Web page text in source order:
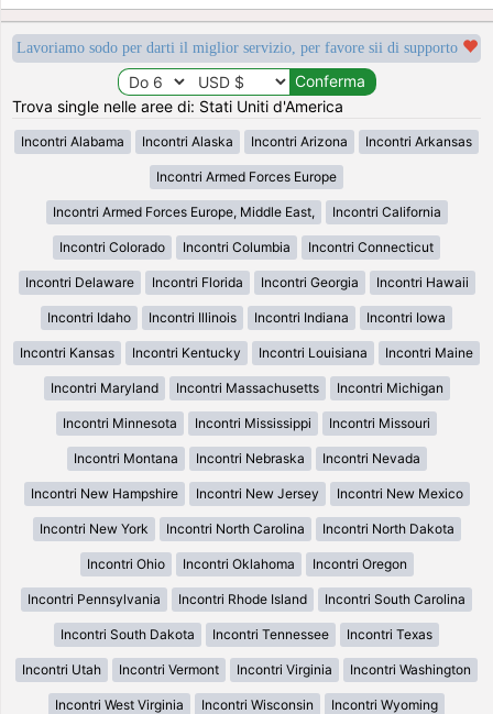
Lavoriamo sodo per darti il miglior servizio, per favore sii di supporto
Trova single nelle aree di: Stati Uniti d'America
Incontri Alabama Incontri Alaska Incontri Arizona Incontri Arkansas
Incontri Armed Forces Europe
Incontri Armed Forces Europe, Middle East, Incontri California
Incontri Colorado Incontri Columbia Incontri Connecticut
Incontri Delaware Incontri Florida Incontri Georgia Incontri Hawaii
Incontri Idaho Incontri Illinois Incontri Indiana Incontri Iowa
Incontri Kansas Incontri Kentucky Incontri Louisiana Incontri Maine
Incontri Maryland Incontri Massachusetts Incontri Michigan
Incontri Minnesota Incontri Mississippi Incontri Missouri
Incontri Montana Incontri Nebraska Incontri Nevada
Incontri New Hampshire Incontri New Jersey Incontri New Mexico
Incontri New York Incontri North Carolina Incontri North Dakota
Incontri Ohio Incontri Oklahoma Incontri Oregon
Incontri Pennsylvania Incontri Rhode Island Incontri South Carolina
Incontri South Dakota Incontri Tennessee Incontri Texas
Incontri Utah Incontri Vermont Incontri Virginia Incontri Washington
Incontri West Virginia Incontri Wisconsin Incontri Wyoming